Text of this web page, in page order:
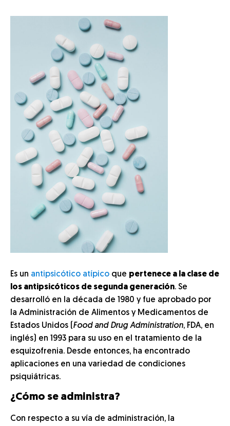
Es un antipsicótico atípico que pertenece a la clase de
los antipsicóticos de segunda generación. Se
desarrolló en la década de 1980 y fue aprobado por
la Administración de Alimentos y Medicamentos de
Estados Unidos (Food and Drug Administration, FDA, en
inglés) en 1993 para su uso en el tratamiento de la
esquizofrenia. Desde entonces, ha encontrado
aplicaciones en una variedad de condiciones
psiquiátricas.
¿Cómo se administra?
Con respecto a su vía de administración, la